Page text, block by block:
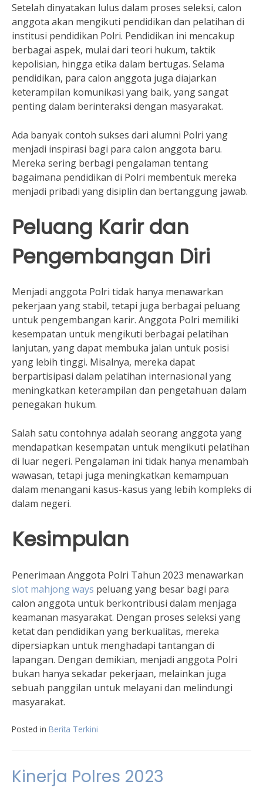
Setelah dinyatakan lulus dalam proses seleksi, calon
anggota akan mengikuti pendidikan dan pelatihan di
institusi pendidikan Polri. Pendidikan ini mencakup
berbagai aspek, mulai dari teori hukum, taktik
kepolisian, hingga etika dalam bertugas. Selama
pendidikan, para calon anggota juga diajarkan
keterampilan komunikasi yang baik, yang sangat
penting dalam berinteraksi dengan masyarakat.
Ada banyak contoh sukses dari alumni Polri yang
menjadi inspirasi bagi para calon anggota baru.
Mereka sering berbagi pengalaman tentang
bagaimana pendidikan di Polri membentuk mereka
menjadi pribadi yang disiplin dan bertanggung jawab.
Peluang Karir dan
Pengembangan Diri
Menjadi anggota Polri tidak hanya menawarkan
pekerjaan yang stabil, tetapi juga berbagai peluang
untuk pengembangan karir. Anggota Polri memiliki
kesempatan untuk mengikuti berbagai pelatihan
lanjutan, yang dapat membuka jalan untuk posisi
yang lebih tinggi. Misalnya, mereka dapat
berpartisipasi dalam pelatihan internasional yang
meningkatkan keterampilan dan pengetahuan dalam
penegakan hukum.
Salah satu contohnya adalah seorang anggota yang
mendapatkan kesempatan untuk mengikuti pelatihan
di luar negeri. Pengalaman ini tidak hanya menambah
wawasan, tetapi juga meningkatkan kemampuan
dalam menangani kasus-kasus yang lebih kompleks di
dalam negeri.
Kesimpulan
Penerimaan Anggota Polri Tahun 2023 menawarkan
slot mahjong ways peluang yang besar bagi para
calon anggota untuk berkontribusi dalam menjaga
keamanan masyarakat. Dengan proses seleksi yang
ketat dan pendidikan yang berkualitas, mereka
dipersiapkan untuk menghadapi tantangan di
lapangan. Dengan demikian, menjadi anggota Polri
bukan hanya sekadar pekerjaan, melainkan juga
sebuah panggilan untuk melayani dan melindungi
masyarakat.
Posted in Berita Terkini
Kinerja Polres 2023